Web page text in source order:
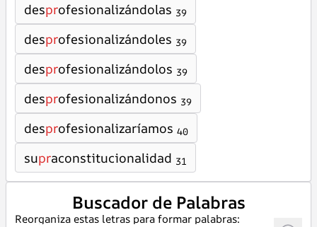
desprofesionalizándolas 39
desprofesionalizándoles 39
desprofesionalizándolos 39
desprofesionalizándonos 39
desprofesionalizaríamos 40
supraconstitucionalidad 31
Buscador de Palabras
Reorganiza estas letras para formar palabras: